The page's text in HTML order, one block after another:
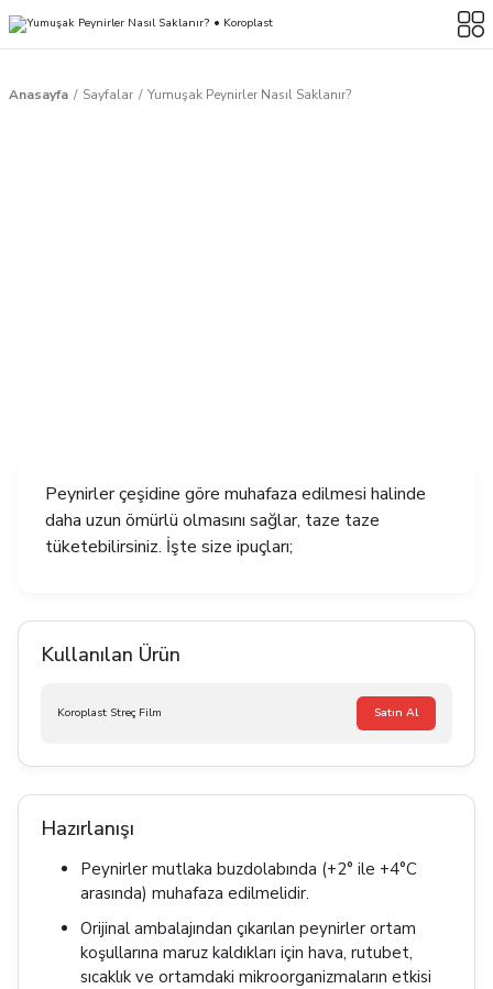
Anasayfa Sayfalar Yumuşak Peynirler Nasıl Saklanır?
Peynirler çeşidine göre muhafaza edilmesi halinde
daha uzun ömürlü olmasını sağlar, taze taze
tüketebilirsiniz. İşte size ipuçları;
Kullanılan Ürün
Koroplast Streç Film Satın Al
Hazırlanışı
Peynirler mutlaka buzdolabında (+2° ile +4°C
arasında) muhafaza edilmelidir.
Orijinal ambalajından çıkarılan peynirler ortam
koşullarına maruz kaldıkları için hava, rutubet,
sıcaklık ve ortamdaki mikroorganizmaların etkisi